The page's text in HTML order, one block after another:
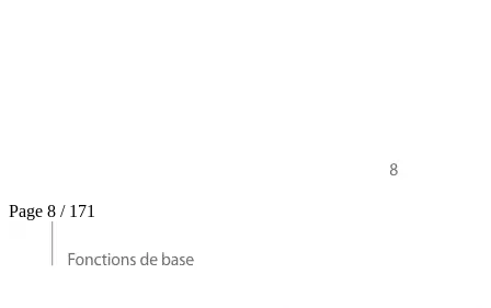
Page 8 / 171